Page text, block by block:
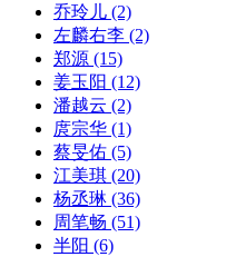
乔玲儿 (2)
左麟右李 (2)
郑源 (15)
姜玉阳 (12)
潘越云 (2)
庹宗华 (1)
蔡旻佑 (5)
江美琪 (20)
杨丞琳 (36)
周笔畅 (51)
半阳 (6)